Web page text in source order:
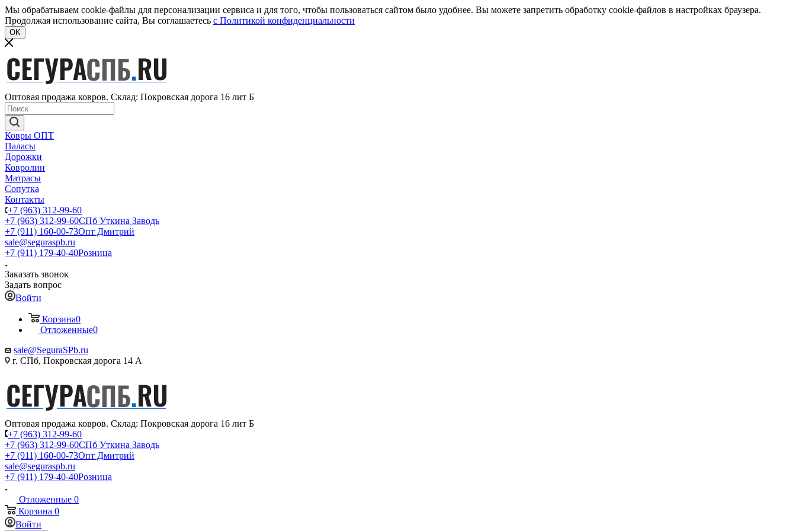
Мы обрабатываем cookie-файлы для персонализации сервиса и для того, чтобы пользоваться сайтом было удобнее. Вы можете запретить обработку cookie-файлов в настройках браузера.
Продолжая использование сайта, Вы соглашаетесь c Политикой конфиденциальности
OK
Оптовая продажа ковров. Склад: Покровская дорога 16 лит Б
Ковры ОПТ
Паласы
Дорожки
Ковролин
Матрасы
Сопутка
Контакты
+7 (963) 312-99-60
+7 (963) 312-99-60СПб Уткина Заводь
+7 (911) 160-00-73Опт Дмитрий
sale@seguraspb.ru
+7 (911) 179-40-40Розница
Заказать звонок
Задать вопрос
Войти
Корзина0
Отложенные0
sale@SeguraSPb.ru
г. СПб, Покровская дорога 14 А
Оптовая продажа ковров. Склад: Покровская дорога 16 лит Б
+7 (963) 312-99-60
+7 (963) 312-99-60СПб Уткина Заводь
+7 (911) 160-00-73Опт Дмитрий
sale@seguraspb.ru
+7 (911) 179-40-40Розница
Отложенные 0
Корзина 0
Войти